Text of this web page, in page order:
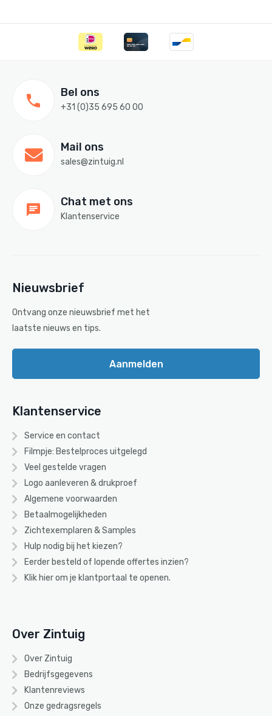
Bel ons
+31 (0)35 695 60 00
Mail ons
sales@zintuig.nl
Chat met ons
Klantenservice
Nieuwsbrief
Ontvang onze nieuwsbrief met het
laatste nieuws en tips.
Aanmelden
Klantenservice
Service en contact
Filmpje: Bestelproces uitgelegd
Veel gestelde vragen
Logo aanleveren & drukproef
Algemene voorwaarden
Betaalmogelijkheden
Zichtexemplaren & Samples
Hulp nodig bij het kiezen?
Eerder besteld of lopende offertes inzien?
Klik hier om je klantportaal te openen.
Over Zintuig
Over Zintuig
Bedrijfsgegevens
Klantenreviews
Onze gedragsregels